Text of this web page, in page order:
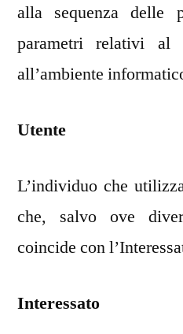
alla sequenza delle
parametri relativi al
all’ambiente
Utente
L’individuo che
che, salvo ove
coincide con
Interessato